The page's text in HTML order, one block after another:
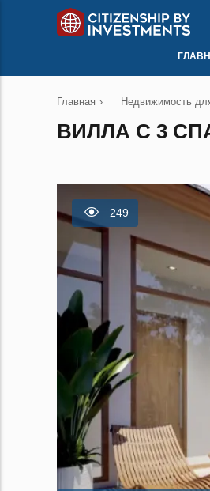
Главная › Недвижимость
ВИЛЛА С 3
249